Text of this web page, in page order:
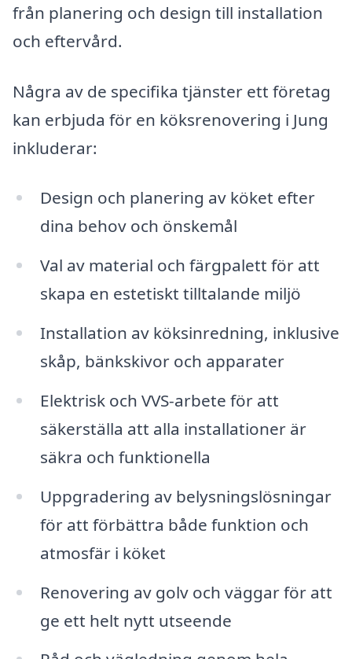
från planering och design till installation
och eftervård.
Några av de specifika tjänster ett företag
kan erbjuda för en köksrenovering i Jung
inkluderar:
Design och planering av köket efter
dina behov och önskemål
Val av material och färgpalett för att
skapa en estetiskt tilltalande miljö
Installation av köksinredning, inklusive
skåp, bänkskivor och apparater
Elektrisk och VVS-arbete för att
säkerställa att alla installationer är
säkra och funktionella
Uppgradering av belysningslösningar
för att förbättra både funktion och
atmosfär i köket
Renovering av golv och väggar för att
ge ett helt nytt utseende